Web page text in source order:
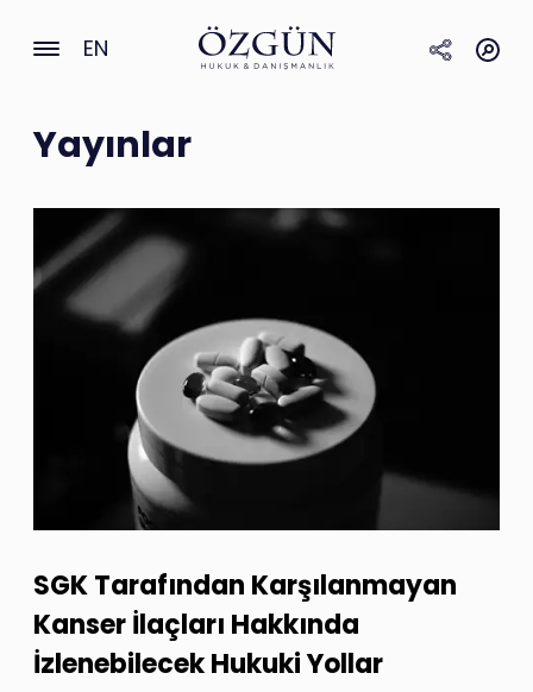
EN
Yayınlar
SGK Tarafından Karşılanmayan
Kanser İlaçları Hakkında
İzlenebilecek Hukuki Yollar